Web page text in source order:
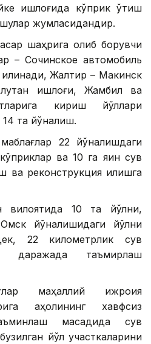
қишлоғида кўприк ўтиш
жумласидандир.
шаҳрига олиб борувчи
– Сочинское автомобиль
Жалтир – Макинск
қишлоғи, Жамбил ва
кириш йўллари
та йўналиш.
22 йўналишдаги
ва 10 га яқин сув
ва реконструкция қилишга
вилоятида 10 та йўлни,
йўналишидаги йўлни
22 километрлик сув
даражада таъмирлаш
маҳаллий ижроия
аҳолининг хавфсиз
мақсадида сув
йўл участкаларини